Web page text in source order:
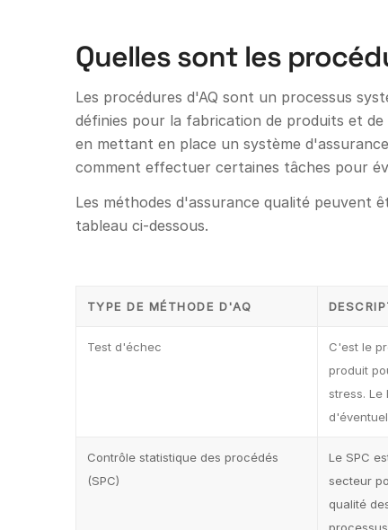
Quelles sont les
Les procédures d'AQ sont un processus
définies pour la fabrication de produits et
en mettant en place un système
comment effectuer certaines tâches pour
Les méthodes d'assurance qualité peuvent
tableau ci-dessous.
TYPE DE MÉTHODE D'AQ
Test d'échec
C'est le
produit
stress. Le
Contrôle statistique des procédés
(SPC)
Le SPC
secteur
qualité